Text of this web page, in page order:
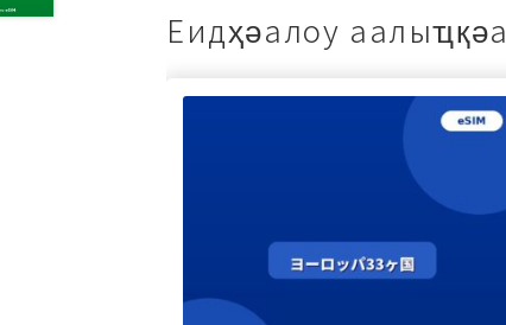
Еидҳәалоу аалыҵқәа